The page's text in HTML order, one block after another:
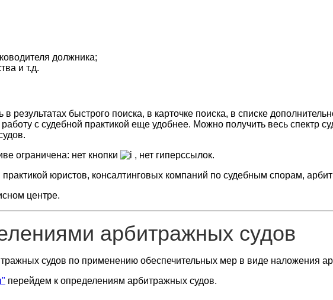
должника;
и т.д.
результатах быстрого поиска, в карточке поиска, в списке
с судебной практикой еще удобнее. Можно получить весь спектр
ограничена: нет кнопки
, нет гиперссылок.
юристов, консалтинговых компаний по судебным спорам,
центре.
арбитражных судов
судов по применению обеспечительных мер в виде наложения
перейдем к определениям арбитражных судов.